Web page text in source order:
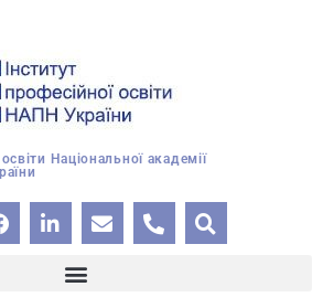
Національної академії